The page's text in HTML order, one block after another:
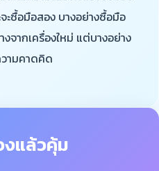
ะซื้อมือสอง บางอย่างซื้อมือ
จากเครื่องใหม่ แต่บางอย่าง
ามคาดคิด
แล้วคุ้ม